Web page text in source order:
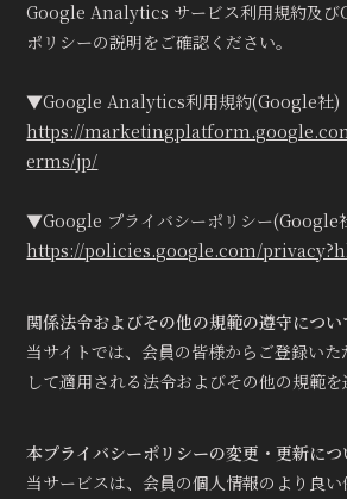
Google Analytics サービス利用規約及び
ポリシーの説明をご確認ください。
▼Google Analytics利用規約(Google社)
https://
erms/jp/
▼Google プライバシーポリシー(Google
https://policies.google.com/
関係法令およびその他の規範の遵守につい
当サイトでは、会員の皆様からご登録い
して適用される法令およびその他の規範を
本プライバシーポリシーの変更・更新につ
当サービスは、会員の個人情報のより良